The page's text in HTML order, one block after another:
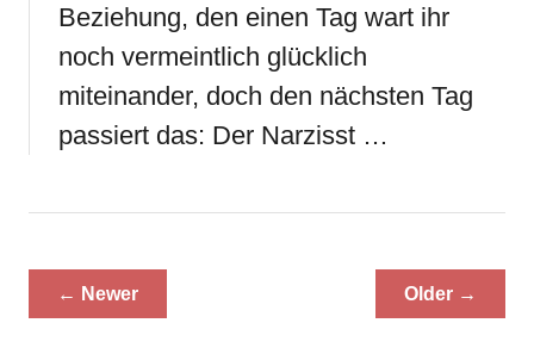
Beziehung, den einen Tag wart ihr
noch vermeintlich glücklich
miteinander, doch den nächsten Tag
passiert das: Der Narzisst …
← Newer Older →